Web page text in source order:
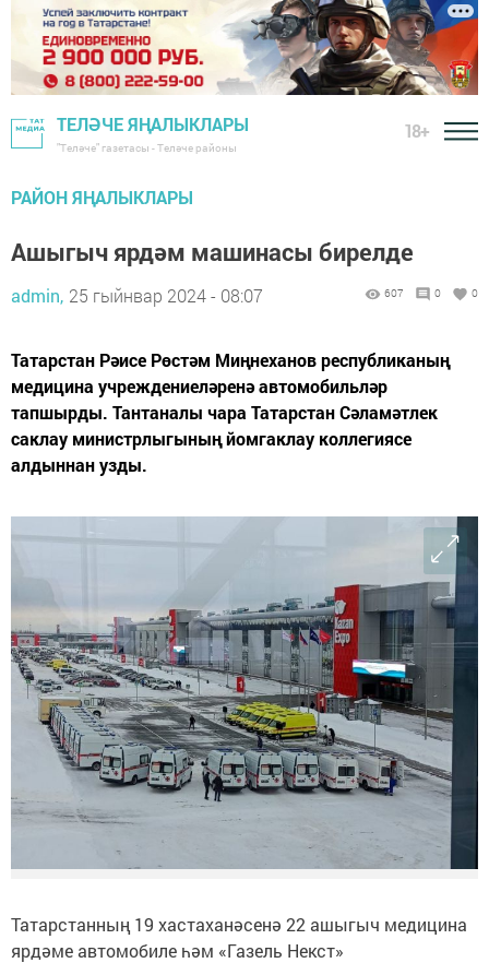
ТЕЛӘЧЕ ЯҢАЛЫКЛАРЫ
"Теләче" газетасы - Теләче районы
18+
РАЙОН ЯҢАЛЫКЛАРЫ
Ашыгыч ярдәм машинасы бирелде
admin, 25 гыйнвар 2024 - 08:07 607 0 0
Татарстан Рәисе Рөстәм Миңнеханов республиканың
медицина учреждениеләренә автомобильләр
тапшырды. Тантаналы чара Татарстан Сәламәтлек
саклау министрлыгының йомгаклау коллегиясе
алдыннан узды.
Татарстанның 19 хастаханәсенә 22 ашыгыч медицина
ярдәме автомобиле һәм «Газель Некст»